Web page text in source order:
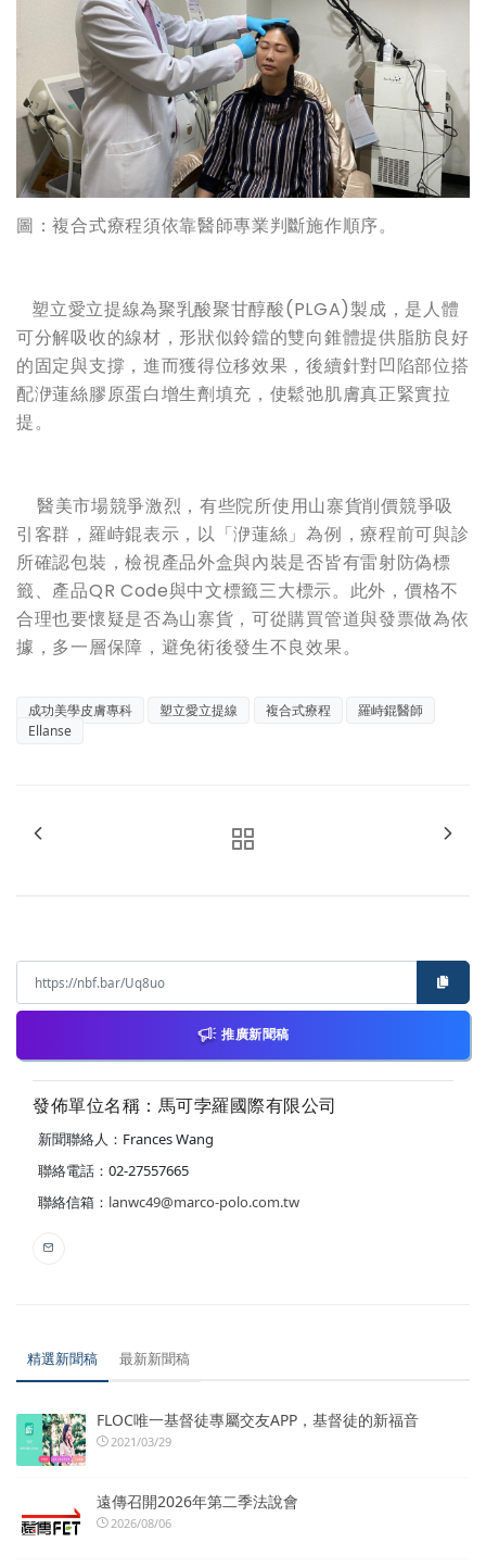
圖：複合式療程須依靠醫師專業判斷施作順序。
塑立愛立提線為聚乳酸聚甘醇酸(PLGA)製成，是人體
可分解吸收的線材，形狀似鈴鐺的雙向錐體提供脂肪良好
的固定與支撐，進而獲得位移效果，後續針對凹陷部位搭
配洢蓮絲膠原蛋白增生劑填充，使鬆弛肌膚真正緊實拉
提。
醫美市場競爭激烈，有些院所使用山寨貨削價競爭吸
引客群，羅峙錕表示，以「洢蓮絲」為例，療程前可與診
所確認包裝，檢視產品外盒與內裝是否皆有雷射防偽標
籤、產品QR Code與中文標籤三大標示。此外，價格不
合理也要懷疑是否為山寨貨，可從購買管道與發票做為依
據，多一層保障，避免術後發生不良效果。
成功美學皮膚專科 塑立愛立提線 複合式療程
羅峙錕醫師
Ellanse
推廣新聞稿
發佈單位名稱：馬可孛羅國際有限公司
新聞聯絡人：Frances Wang
聯絡電話：02-27557665
聯絡信箱： lanwc49@marco-polo.com.tw
精選新聞稿 最新新聞稿
FLOC唯一基督徒專屬交友APP，基督徒的新福音
2021/03/29
遠傳召開2026年第二季法說會
2026/08/06